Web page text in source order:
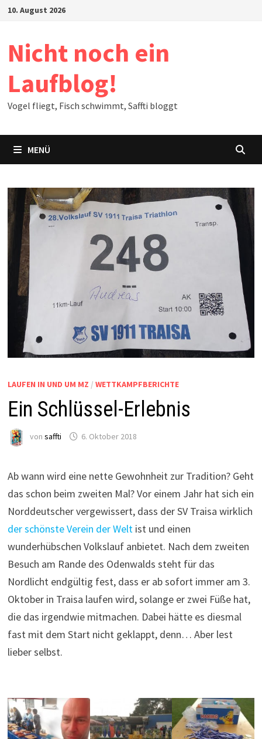
Zum10. August 2026
Nicht noch ein
Laufblog!
Vogel fliegt, Fisch schwimmt, Saffti bloggt
MENÜ
LAUFEN IN UND UM MZ / WETTKAMPFBERICHTE
Ein Schlüssel-Erlebnis
von saffti 6. Oktober 2018
Ab wann wird eine nette Gewohnheit zur Tradition? Geht
das schon beim zweiten Mal? Vor einem Jahr hat sich ein
Norddeutscher vergewissert, dass der SV Traisa wirklich
der schönste Verein der Weltist und einen
wunderhübschen Volkslauf anbietet. Nach dem zweiten
Besuch am Rande des Odenwalds steht für das
Nordlicht endgültig fest, dass er ab sofort immer am 3.
Oktober in Traisa laufen wird, solange er zwei Füße hat,
die das irgendwie mitmachen. Dabei hätte es diesmal
fast mit dem Start nicht geklappt, denn… Aber lest
lieber selbst.